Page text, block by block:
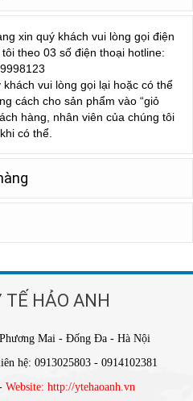
xin quý khách vui lòng gọi điện
theo 03 số điện thoại hotline:
vui lòng gọi lại hoặc có thể
cách cho sản phẩm vào “giỏ
hàng, nhân viên của chúng tôi
có thể.
TẾ HẢO ANH
Mai - Đống Đa - Hà Nội
hệ: 0913025803 - 0914102381
Website: http://ytehaoanh.vn